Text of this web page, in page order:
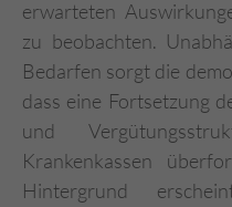
erwarteten
zu beobachten.
Bedarfen sorgt die
dass eine Fortsetzung
und
Krankenkassen
Hintergrund